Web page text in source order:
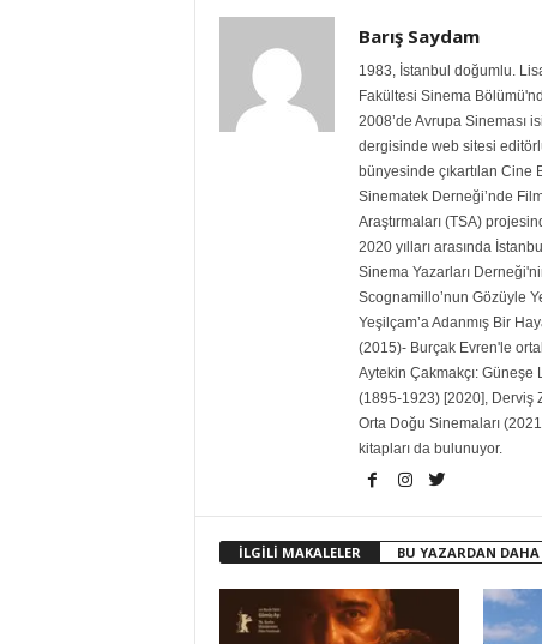
Barış Saydam
1983, İstanbul doğumlu.
Fakültesi Sinema
2008’de Avrupa Sineması
dergisinde web sitesi
bünyesinde çıkartılan Cine
Sinematek Derneği’nde
Araştırmaları (TSA)
2020 yılları arasında
Sinema Yazarları
Scognamillo’nun Gözüyle
Yeşilçam’a Adanmış Bir
(2015)- Burçak Evren'le
Aytekin Çakmakçı: Güneşe
(1895-1923) [2020], Derviş
Orta Doğu Sinemaları
kitapları da bulunuyor.
İLGİLİ MAKALELER BU YAZARDAN